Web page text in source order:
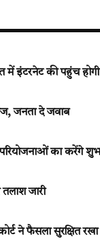
में इंटरनेट की पहुंच
जनता दे जवाब
परियोजनाओं का करेंगे
जारी
ने फैसला सुरक्षित रखा